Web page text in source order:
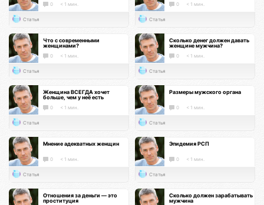
0 < 1 мин.
Статья
0 < 1 мин.
Статья
Что с современными
женщинами?
0 < 1 мин.
Статья
Сколько денег должен давать
женщине мужчина?
0 < 1 мин.
Статья
Женщина ВСЕГДА хочет
больше, чем у неё есть
0 < 1 мин.
Статья
Размеры мужского органа
0 < 1 мин.
Статья
Мнение адекватных женщин
0 < 1 мин.
Статья
Эпидемия РСП
0 < 1 мин.
Статья
Отношения за деньги — это
проституция
Сколько должен зарабатывать
мужчина